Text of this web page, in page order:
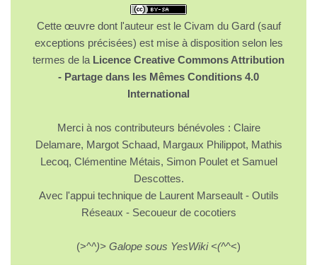
Cette œuvre dont l'auteur est le Civam du Gard (sauf
exceptions précisées) est mise à disposition selon les
termes de la Licence Creative Commons Attribution
- Partage dans les Mêmes Conditions 4.0
International
Merci à nos contributeurs bénévoles : Claire
Delamare, Margot Schaad, Margaux Philippot, Mathis
Lecoq, Clémentine Métais, Simon Poulet et Samuel
Descottes.
Avec l'appui technique de Laurent Marseault - Outils
Réseaux - Secoueur de cocotiers
(>^^)> Galope sous YesWiki <(^^<)